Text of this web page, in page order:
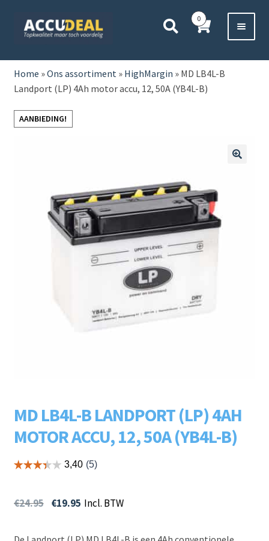
door
naar
direct
naar
HOME
AUTO
BOOT
VRACHTWAGEN
Home »Ons assortiment» HighMargin » MD LB4L-B
Landport (LP) 4Ah motor accu, 12, 50A (YB4L-B)
AANBIEDING!
MD LB4L-B LANDPORT (LP) 4AH
MOTOR ACCU, 12, 50A (YB4L-B)
€24.95 €19.95 Incl. BTW
0